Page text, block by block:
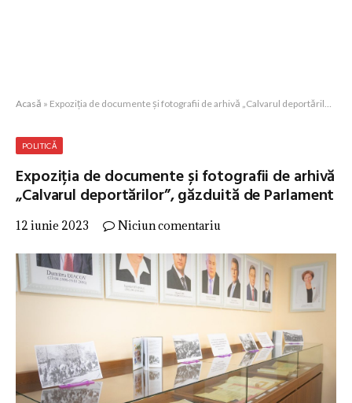
Acasă » Expoziția de documente și fotografii de arhivă „Calvarul deportărilor”, găzduită de Parlament
POLITICĂ
Expoziția de documente și fotografii de arhivă
„Calvarul deportărilor”, găzduită de Parlament
12 iunie 2023 Niciun comentariu